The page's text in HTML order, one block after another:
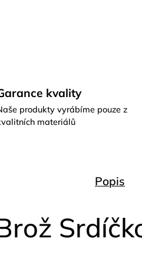
kvality
produkty vyrábíme pouze z
materiálů
Popis